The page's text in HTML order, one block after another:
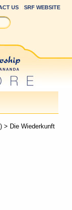
US SRF WEBSITE
> Die Wiederkunft